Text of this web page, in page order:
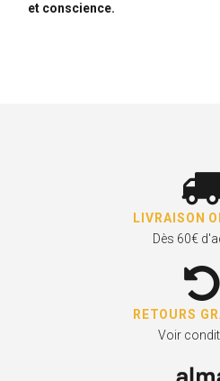
et conscience.
LIVRAISON
Dès 60€
RETOURS
Voir